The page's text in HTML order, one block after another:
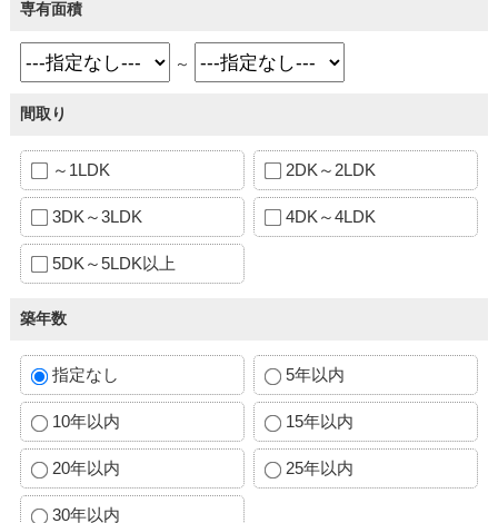
専有面積
～
間取り
～1LDK 2DK～2LDK
3DK～3LDK 4DK～4LDK
5DK～5LDK以上
築年数
指定なし 5年以内
10年以内 15年以内
20年以内 25年以内
30年以内